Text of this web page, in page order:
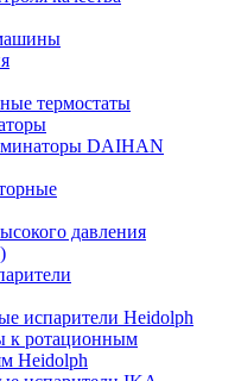
термостаты
DAIHAN
давления
испарители Heidolph
к ротационным
Heidolph